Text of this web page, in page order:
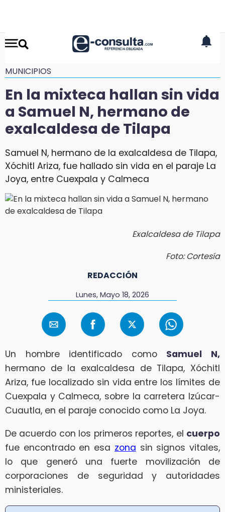
MUNICIPIOS
En la mixteca hallan sin vida
a Samuel N, hermano de
exalcaldesa de Tilapa
Samuel N, hermano de la exalcaldesa de Tilapa,
Xóchitl Ariza, fue hallado sin vida en el paraje La
Joya, entre Cuexpala y Calmeca
Exalcaldesa de Tilapa
Foto: Cortesía
REDACCIÓN
Lunes, Mayo 18, 2026
Un hombre identificado como Samuel N,
hermano de la exalcaldesa de Tilapa, Xóchitl
Ariza, fue localizado sin vida entre los límites de
Cuexpala y Calmeca, sobre la carretera Izúcar-
Cuautla, en el paraje conocido como La Joya.
De acuerdo con los primeros reportes, el cuerpo
fue encontrado en esa zona sin signos vitales,
lo que generó una fuerte movilización de
corporaciones de seguridad y autoridades
ministeriales.